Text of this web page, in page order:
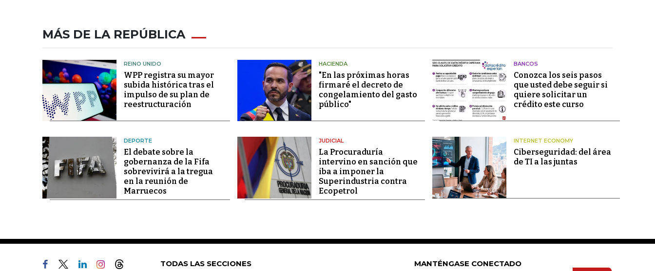
MÁS DE LA REPÚBLICA
REINO UNIDO
WPP registra su mayor
subida histórica tras el
impulso de su plan de
reestructuración
HACIENDA
"En las próximas horas
firmaré el decreto de
congelamiento del gasto
público"
BANCOS
Conozca los seis pasos
que usted debe seguir si
quiere solicitar un
crédito este curso
DEPORTE
El debate sobre la
gobernanza de la Fifa
sobrevivirá a la tregua
en la reunión de
Marruecos
JUDICIAL
La Procuraduría
intervino en sanción que
iba a imponer la
Superindustria contra
Ecopetrol
INTERNET ECONOMY
Ciberseguridad: del área
de TI a las juntas
TODAS LAS SECCIONES MANTÉNGASE CONECTADO